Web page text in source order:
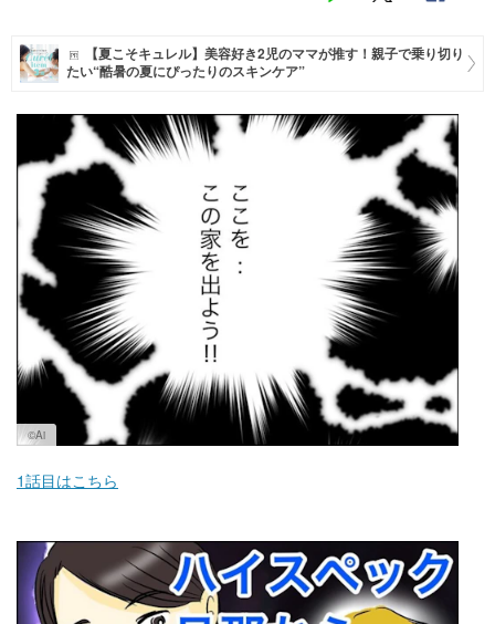
お仕事
住まい
マネー
トレンド・イベント
【夏こそキュレル】美容好き2児のママが推す！親子で乗り切り
たい“酷暑の夏にぴったりのスキンケア”
©Ai
1話目はこちら